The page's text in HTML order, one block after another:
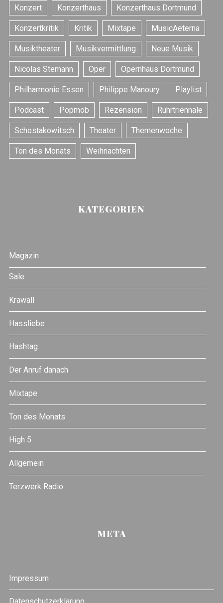
Konzert Konzerthaus Konzerthaus Dortmund
Konzertkritik Kritik Mixtape MusicAeterna
Musiktheater Musikvermittlung Neue Musik
Nicolas Stemann Oper Opernhaus Dortmund
Philharmonie Essen Philippe Manoury Playlist
Podcast Popmob Rezension Ruhrtriennale
Schostakowitsch Theater Themenwoche
Ton des Monats Weihnachten
KATEGORIEN
Magazin
Sale
Krawall
Hassliebe
Hashtag
Der Anruf danach
Mixtape
Ton des Monats
High 5
Allgemein
Terzwerk Radio
META
Impressum